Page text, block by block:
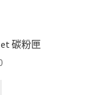
碳粉匣